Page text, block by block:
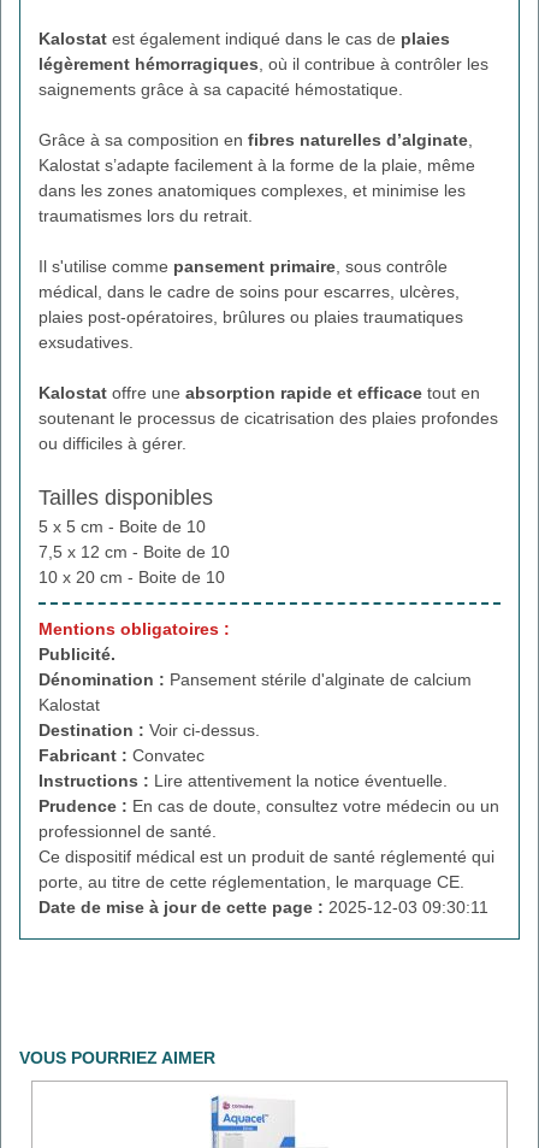
Kalostat est également indiqué dans le cas de plaies
légèrement hémorragiques, où il contribue à contrôler les
saignements grâce à sa capacité hémostatique.
Grâce à sa composition en fibres naturelles d’alginate,
Kalostat s’adapte facilement à la forme de la plaie, même
dans les zones anatomiques complexes, et minimise les
traumatismes lors du retrait.
Il s'utilise comme pansement primaire, sous contrôle
médical, dans le cadre de soins pour escarres, ulcères,
plaies post-opératoires, brûlures ou plaies traumatiques
exsudatives.
Kalostat offre une absorption rapide et efficace tout en
soutenant le processus de cicatrisation des plaies profondes
ou difficiles à gérer.
Tailles disponibles
5 x 5 cm - Boite de 10
7,5 x 12 cm - Boite de 10
10 x 20 cm - Boite de 10
Mentions obligatoires :
Publicité.
Dénomination : Pansement stérile d'alginate de calcium
Kalostat
Destination : Voir ci-dessus.
Fabricant : Convatec
Instructions : Lire attentivement la notice éventuelle.
Prudence : En cas de doute, consultez votre médecin ou un
professionnel de santé.
Ce dispositif médical est un produit de santé réglementé qui
porte, au titre de cette réglementation, le marquage CE.
Date de mise à jour de cette page : 2025-12-03 09:30:11
VOUS POURRIEZ AIMER